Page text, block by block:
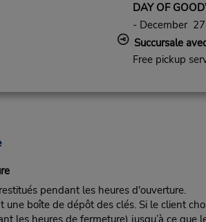
DAY OF
- December 27
Succursale
Free pickup
pendant les heures d'ouverture.
une boîte de dépôt des clés. Si le client